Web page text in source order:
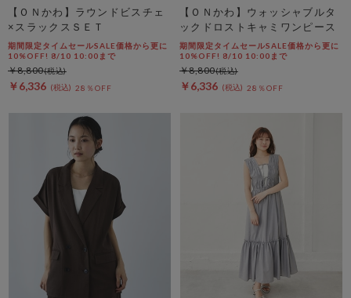
【ＯＮかわ】ラウンドビスチェ
×スラックスＳＥＴ
期間限定タイムセールSALE価格から更に
10%OFF! 8/10 10:00まで
￥6,336 28％OFF
￥8,800
【ＯＮかわ】ウォッシャブルタ
ックドロストキャミワンピース
期間限定タイムセールSALE価格から更に
10%OFF! 8/10 10:00まで
￥6,336 28％OFF
￥8,800